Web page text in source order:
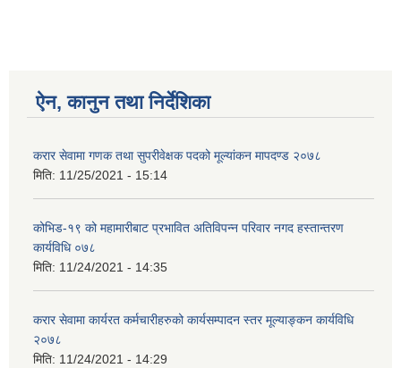
ऐन, कानुन तथा निर्देशिका
करार सेवामा गणक तथा सुपरीवेक्षक पदको मूल्यांकन मापदण्ड २०७८
मिति: 11/25/2021 - 15:14
कोभिड-१९ को महामारीबाट प्रभावित अतिविपन्न परिवार नगद हस्तान्तरण
कार्यविधि ०७८
मिति: 11/24/2021 - 14:35
करार सेवामा कार्यरत कर्मचारीहरुको कार्यसम्पादन स्तर मूल्याङ्कन कार्यविधि
२०७८
मिति: 11/24/2021 - 14:29